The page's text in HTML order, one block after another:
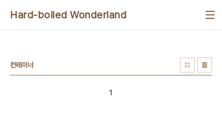
Hard-boiled Wonderland
컨테이너
1